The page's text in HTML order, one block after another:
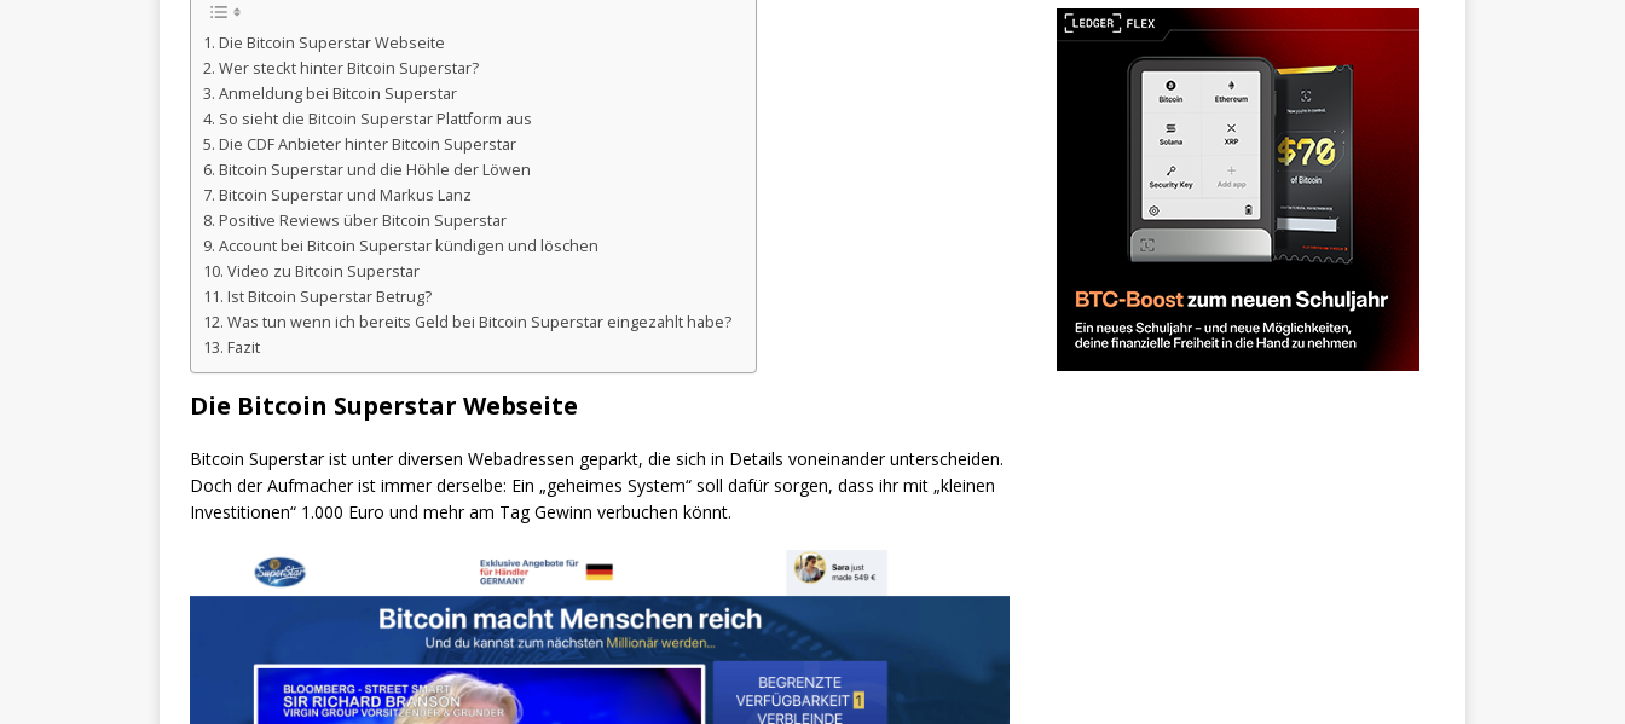
Die Bitcoin Superstar Webseite
Wer steckt hinter Bitcoin Superstar?
Anmeldung bei Bitcoin Superstar
So sieht die Bitcoin Superstar Plattform aus
Die CDF Anbieter hinter Bitcoin Superstar
Bitcoin Superstar und die Höhle der Löwen
Bitcoin Superstar und Markus Lanz
Positive Reviews über Bitcoin Superstar
Account bei Bitcoin Superstar kündigen und löschen
Video zu Bitcoin Superstar
Ist Bitcoin Superstar Betrug?
Was tun wenn ich bereits Geld bei Bitcoin Superstar eingezahlt habe?
Fazit
Die Bitcoin Superstar Webseite
Bitcoin Superstar ist unter diversen Webadressen geparkt, die sich in Details voneinander unterscheiden.
Doch der Aufmacher ist immer derselbe: Ein „geheimes System“ soll dafür sorgen, dass ihr mit „kleinen
Investitionen“ 1.000 Euro und mehr am Tag Gewinn verbuchen könnt.